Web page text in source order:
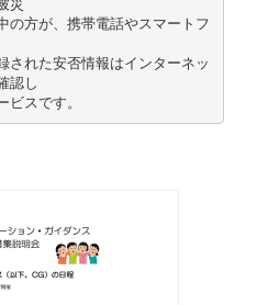
災
の方が、携帯電話やスマートフ
された安否情報はインターネッ
認し